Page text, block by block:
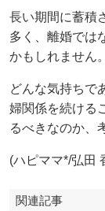
長い期間に蓄積
多く、離婚では
かもしれません。
どんな気持ちで
婦関係を続ける
るべきなのか、
(ハピママ*/弘田
関連記事